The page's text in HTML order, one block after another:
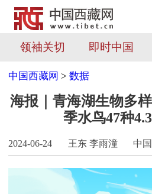
领袖关切 即时中国
中国西藏网 >数据
海报｜青海湖生物多
季水鸟47种
2024-06-24 王东 李雨潼 中